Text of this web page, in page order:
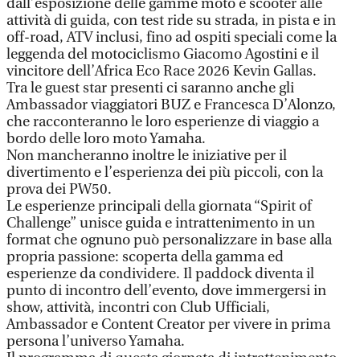
dall’esposizione delle gamme moto e scooter alle
attività di guida, con test ride su strada, in pista e in
off-road, ATV inclusi, fino ad ospiti speciali come la
leggenda del motociclismo Giacomo Agostini e il
vincitore dell’Africa Eco Race 2026 Kevin Gallas.
Tra le guest star presenti ci saranno anche gli
Ambassador viaggiatori BUZ e Francesca D’Alonzo,
che racconteranno le loro esperienze di viaggio a
bordo delle loro moto Yamaha.
Non mancheranno inoltre le iniziative per il
divertimento e l’esperienza dei più piccoli, con la
prova dei PW50.
Le esperienze principali della giornata “Spirit of
Challenge” unisce guida e intrattenimento in un
format che ognuno può personalizzare in base alla
propria passione: scoperta della gamma ed
esperienze da condividere. Il paddock diventa il
punto di incontro dell’evento, dove immergersi in
show, attività, incontri con Club Ufficiali,
Ambassador e Content Creator per vivere in prima
persona l’universo Yamaha.